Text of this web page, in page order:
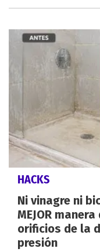
HACKS
Ni vinagre ni
MEJOR
orificios de la
presión